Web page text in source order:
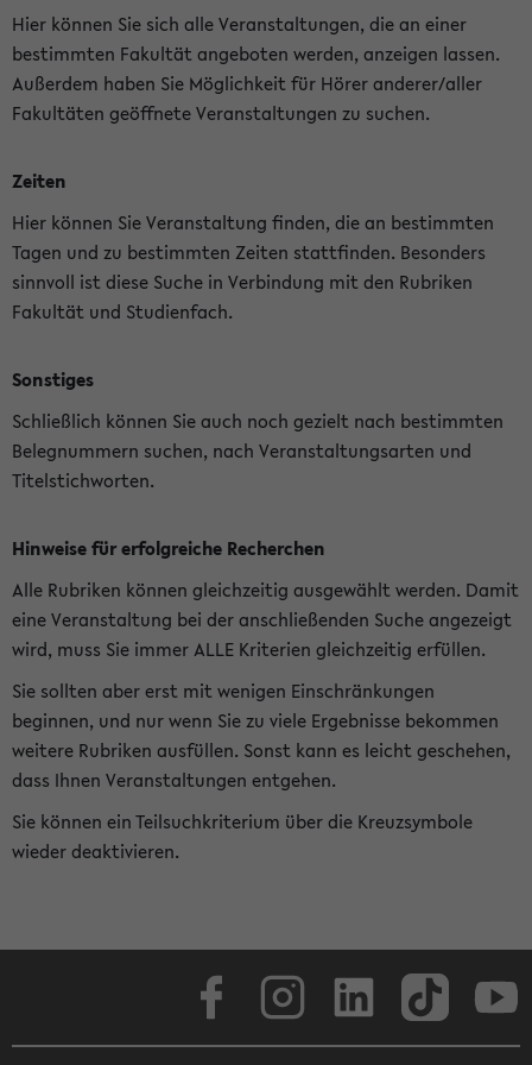
Hier können Sie sich alle Veranstaltungen, die an einer
bestimmten Fakultät angeboten werden, anzeigen lassen.
Außerdem haben Sie Möglichkeit für Hörer anderer/aller
Fakultäten geöffnete Veranstaltungen zu suchen.
Zeiten
Hier können Sie Veranstaltung finden, die an bestimmten
Tagen und zu bestimmten Zeiten stattfinden. Besonders
sinnvoll ist diese Suche in Verbindung mit den Rubriken
Fakultät und Studienfach.
Sonstiges
Schließlich können Sie auch noch gezielt nach bestimmten
Belegnummern suchen, nach Veranstaltungsarten und
Titelstichworten.
Hinweise für erfolgreiche Recherchen
Alle Rubriken können gleichzeitig ausgewählt werden. Damit
eine Veranstaltung bei der anschließenden Suche angezeigt
wird, muss Sie immer ALLE Kriterien gleichzeitig erfüllen.
Sie sollten aber erst mit wenigen Einschränkungen
beginnen, und nur wenn Sie zu viele Ergebnisse bekommen
weitere Rubriken ausfüllen. Sonst kann es leicht geschehen,
dass Ihnen Veranstaltungen entgehen.
Sie können ein Teilsuchkriterium über die Kreuzsymbole
wieder deaktivieren.